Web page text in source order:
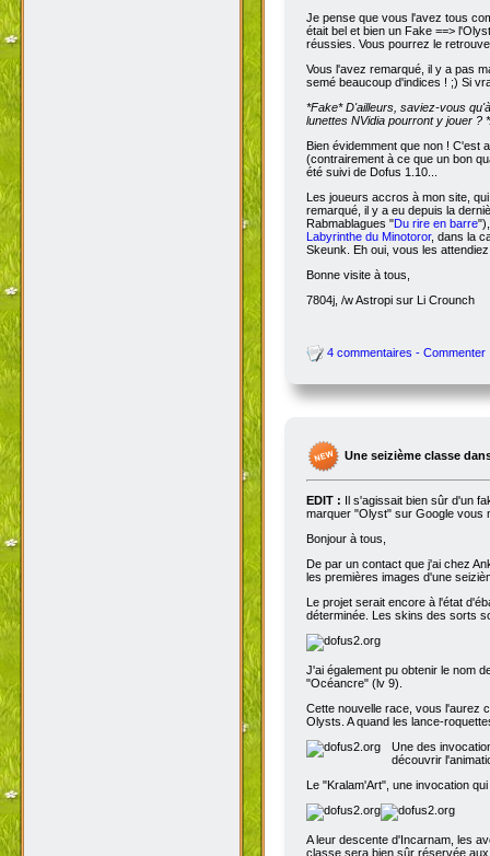
Je pense que vous l'avez tous
était bel et bien un Fake ==>
réussies. Vous pourrez le
Vous l'avez remarqué, il y a pas
semé beaucoup d'indices ! ;) Si
*Fake*D'ailleurs, saviez-vous
lunettes NVidia pourront y jouer ?
Bien évidemment que non ! C'est
(contrairement à ce que un bon
été suivi de Dofus 1.10...
Les joueurs accros à mon site,
remarqué, il y a eu depuis la
Rabmablagues "Du rire en barre
Labyrinthe du Minotoror, dans la
Skeunk. Eh oui, vous les
Bonne visite à tous,
7804j, /w Astropi sur Li Crounch
4 commentaires - Commenter
Une seizième classe
EDIT : Il s'agissait bien sûr d'un
marquer "Olyst" sur Google vous
Bonjour à tous,
De par un contact que j'ai chez
les premières images d'une
Le projet serait encore à l'état
déterminée. Les skins des sorts
J'ai également pu obtenir le nom
"Océancre" (lv 9).
Cette nouvelle race, vous l'aurez
Olysts. A quand les lance-
Une des
découvrir
Le "Kralam'Art", une invocation
A leur descente d'Incarnam, les
classe sera bien sûr réservée